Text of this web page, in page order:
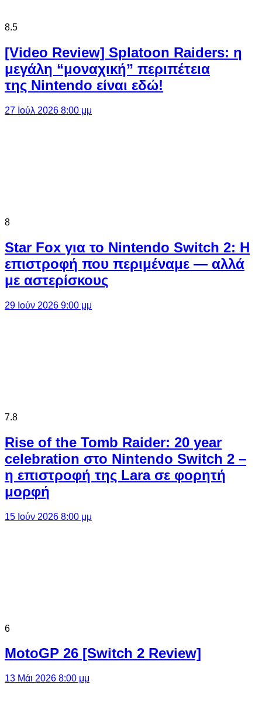
8.5
[Video Review] Splatoon Raiders: η
μεγάλη “μοναχική” περιπέτεια
της Nintendo είναι εδώ!
27 Ιούλ 2026 8:00 μμ
8
Star Fox για το Nintendo Switch 2: Η
επιστροφή που περιμέναμε — αλλά
με αστερίσκους
29 Ιούν 2026 9:00 μμ
7.8
Rise of the Tomb Raider: 20 year
celebration στο Nintendo Switch 2 –
η επιστροφή της Lara σε φορητή
μορφή
15 Ιούν 2026 8:00 μμ
6
MotoGP 26 [Switch 2 Review]
13 Μάι 2026 8:00 μμ